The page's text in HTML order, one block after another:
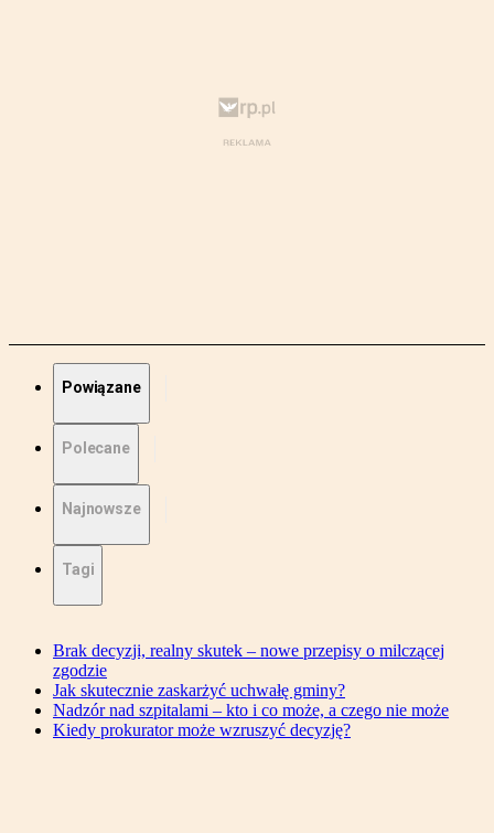
Powiązane
Polecane
Najnowsze
Tagi
Brak decyzji, realny skutek – nowe przepisy o milczącej
zgodzie
Jak skutecznie zaskarżyć uchwałę gminy?
Nadzór nad szpitalami – kto i co może, a czego nie może
Kiedy prokurator może wzruszyć decyzję?